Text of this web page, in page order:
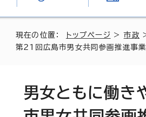
現在の位置： トップページ >市政
第21回広島市男女共同参画推進事
男女ともに働き